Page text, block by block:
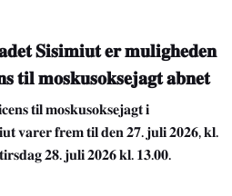
𝐒𝐢𝐬𝐢𝐦𝐢𝐮𝐭 𝐞𝐫 𝐦𝐮𝐥𝐢𝐠𝐡𝐞𝐝𝐞𝐧
𝐭𝐢𝐥 𝐦𝐨𝐬𝐤𝐮𝐬𝐨𝐤𝐬𝐞𝐣𝐚𝐠𝐭 𝐚𝐛𝐧𝐞𝐭
𝐭𝐢𝐥 𝐦𝐨𝐬𝐤𝐮𝐬𝐨𝐤𝐬𝐞𝐣𝐚𝐠𝐭 𝐢
𝐯𝐚𝐫𝐞𝐫 𝐟𝐫𝐞𝐦 𝐭𝐢𝐥 𝐝𝐞𝐧 𝟐𝟕. 𝐣𝐮𝐥𝐢 𝟐𝟎𝟐𝟔, 𝐤𝐥.
𝟐𝟖. 𝐣𝐮𝐥𝐢 𝟐𝟎𝟐𝟔 𝐤𝐥. 𝟏𝟑.𝟎𝟎.